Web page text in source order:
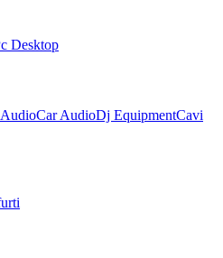
Desktop
Car AudioDj EquipmentCavi